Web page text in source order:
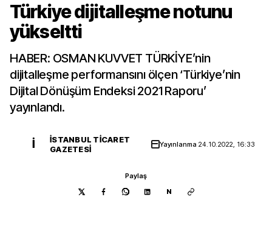
Türkiye dijitalleşme notunu
yükseltti
HABER: OSMAN KUVVET TÜRKİYE’nin
dijitalleşme performansını ölçen ‘Türkiye’nin
Dijital Dönüşüm Endeksi 2021 Raporu’
yayınlandı.
İ
İSTANBUL TICARET
GAZETESI
Yayınlanma 24.10.2022, 16:33
Paylaş
N